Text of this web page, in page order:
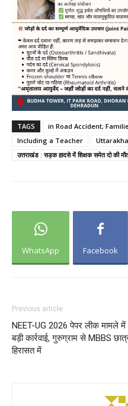
TAGS
in Road Accident;
Including a Teacher
उत्तराखंड : सड़क हादसे में शिक्षक समेत दो की
WhatsApp Facebook
Previous article
NEET-UG 2026 पेपर लीक मामले में
बड़ी कार्रवाई, गुरुग्राम से MBBS
हिरासत में